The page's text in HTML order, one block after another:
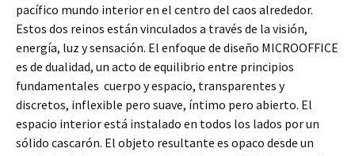
pacífico mundo interior en el centro del caos alrededor.
Estos dos reinos están vinculados a través de la visión,
energía, luz y sensación. El enfoque de diseño MICROOFFICE
es de dualidad, un acto de equilibrio entre principios
fundamentales cuerpo y espacio, transparentes y
discretos, inflexible pero suave, íntimo pero abierto. El
espacio interior está instalado en todos los lados por un
sólido cascarón. El objeto resultante es opaco desde un